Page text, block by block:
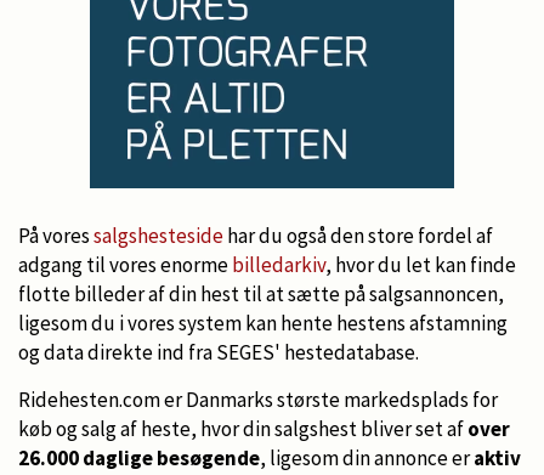
På voressalgshestesidehar du også den store fordel af
adgang til vores enormebilledarkiv, hvor du let kan finde
flotte billeder af din hest til at sætte på salgsannoncen,
ligesom du i vores system kan hente hestens afstamning
og data direkte ind fra SEGES' hestedatabase.
Ridehesten.com er Danmarks største markedsplads for
køb og salg af heste, hvor din salgshest bliver set afover
26.000 daglige besøgende, ligesom din annonce eraktiv